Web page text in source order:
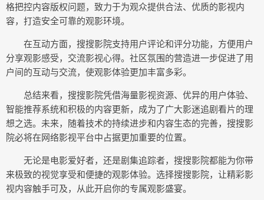
格把控内容版权问题，致力于为观众提供合法、优质的影视内
容，打造安全可靠的观影环境。
在互动方面，搜搜影院支持用户评论和评分功能，方便用户
分享观影感受，交流影视心得。社区氛围的营造进一步促进了用
户间的互动与交流，使观影体验更加丰富多彩。
总结来看，搜搜影院凭借海量影视资源、优异的用户体验、
智能推荐系统和积极的内容更新，成为了广大影迷追剧看片的理
想之选。未来，随着技术的持续进步和内容生态的完善，搜搜影
院必将在网络影视平台中占据更加重要的位置。
无论是电影爱好者，还是剧集追踪者，搜搜影院都能为你带
来极致的视觉享受和便捷的观影体验。选择搜搜影院，让精彩影
视内容触手可及，从此开启你的专属观影盛宴。